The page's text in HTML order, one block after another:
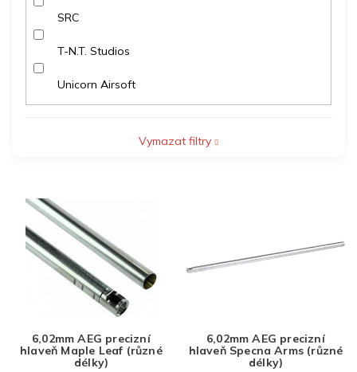
SRC
T-N.T. Studios
Unicorn Airsoft
Vymazat filtry
6,02mm AEG precizní
hlaveň Maple Leaf (různé
délky)
6,02mm AEG precizní
hlaveň Specna Arms (různé
délky)